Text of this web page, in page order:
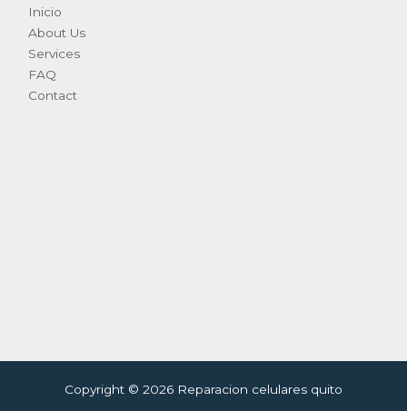
Inicio
About Us
Services
FAQ
Contact
Copyright © 2026 Reparacion celulares quito